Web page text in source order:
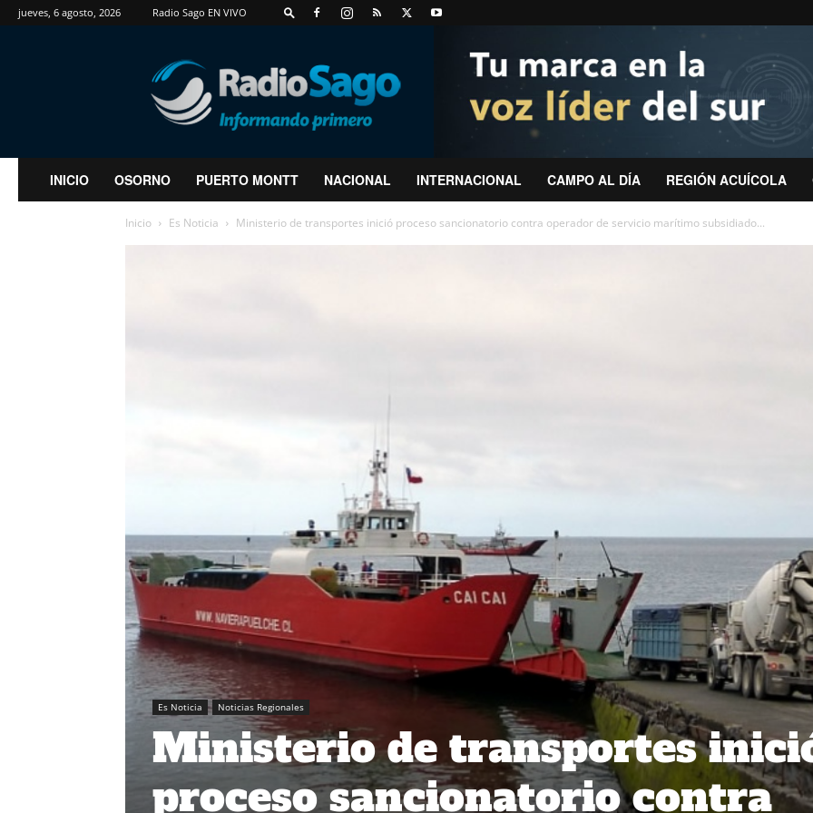
jueves, 6 agosto, 2026 Radio Sago EN VIVO
RadioSago
INICIO OSORNO PUERTO MONTT NACIONAL INTERNACIONAL CAMPO AL DÍA REGIÓN ACUÍCOLA
Inicio Es Noticia Ministerio de transportes inició proceso sancionatorio contra operador de servicio marítimo subsidiado...
Es Noticia Noticias Regionales
Ministerio de transportes
proceso sancionatorio contra